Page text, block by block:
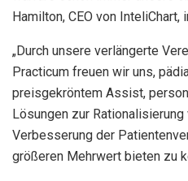
Hamilton, CEO von InteliChart,
„Durch unsere verlängerte
Practicum freuen wir uns,
preisgekröntem Assist,
Lösungen zur
Verbesserung der
größeren Mehrwert bieten zu